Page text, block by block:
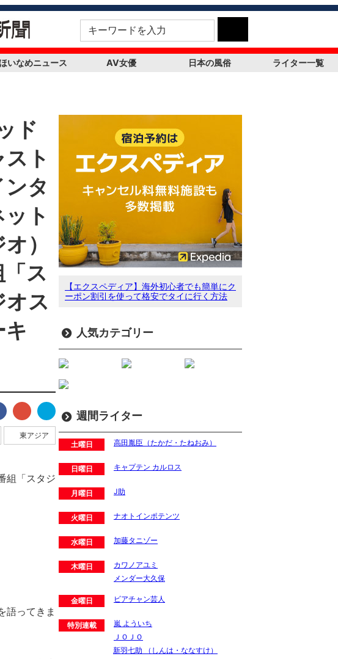
いなめニュース AV女優 日本の風俗 ライター一覧
東アジア
組「スタジ
語ってきま
【エクスペディア】海外初心者でも簡単にク
ーポン割引を使って格安でタイに行く方法
人気カテゴリー
週間ライター
土曜日 高田胤臣（たかだ・たねおみ）
日曜日 キャプテン カルロス
月曜日 J助
火曜日 ナオトインポテンツ
水曜日 加藤タニゾー
木曜日
カワノアユミ
メンダー大久保
金曜日 ビアチャン芸人
特別連載
嵐 よういち
ＪＯＪＯ
新羽七助 （しんは・ななすけ）